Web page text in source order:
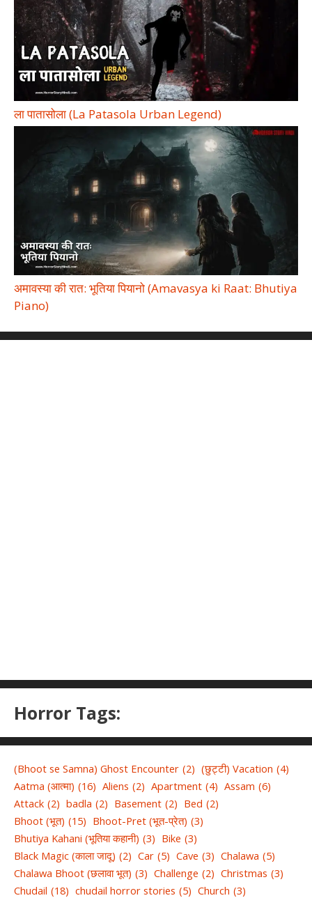
ला पातासोला (La Patasola Urban Legend)
अमावस्या की रात: भूतिया पियानो (Amavasya ki Raat: Bhutiya
Piano)
Horror Tags:
(Bhoot se Samna) Ghost Encounter (2) (छुट्टी) Vacation (4)
Aatma (आत्मा) (16) Aliens (2) Apartment (4) Assam (6)
Attack (2) badla (2) Basement (2) Bed (2)
Bhoot (भूत) (15) Bhoot-Pret (भूत-प्रेत) (3)
Bhutiya Kahani (भूतिया कहानी) (3) Bike (3)
Black Magic (काला जादू) (2) Car (5) Cave (3) Chalawa (5)
Chalawa Bhoot (छलावा भूत) (3) Challenge (2) Christmas (3)
Chudail (18) chudail horror stories (5) Church (3)